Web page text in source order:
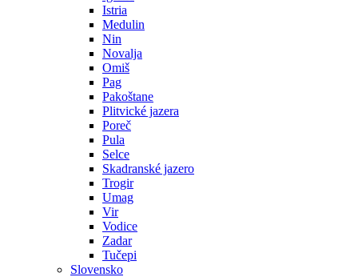
Istria
Medulin
Nin
Novalja
Omiš
Pag
Pakoštane
Plitvické jazera
Poreč
Pula
Selce
Skadranské jazero
Trogir
Umag
Vir
Vodice
Zadar
Tučepi
Slovensko